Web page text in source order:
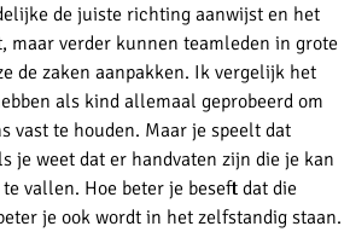
de juiste richting aanwijst en het
maar verder kunnen teamleden in grote
de zaken aanpakken. Ik vergelijk het
als kind allemaal geprobeerd om
vast te houden. Maar je speelt dat
je weet dat er handvaten zijn die je kan
vallen. Hoe beter je beseft dat die
je ook wordt in het zelfstandig staan.